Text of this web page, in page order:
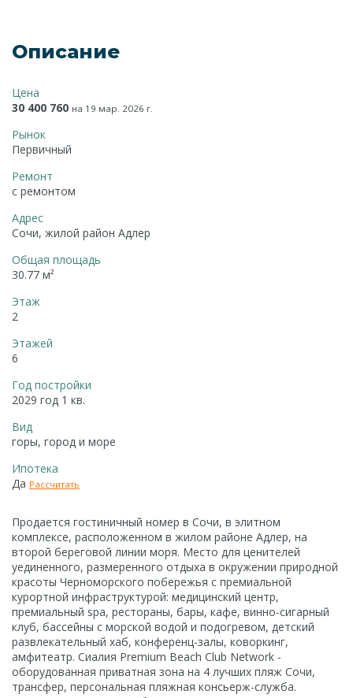
Описание
Цена
30 400 760 на 19 мар. 2026 г.
Рынок
Первичный
Ремонт
с ремонтом
Адрес
Сочи, жилой район Адлер
Общая площадь
30.77 м²
Этаж
2
Этажей
6
Год постройки
2029 год 1 кв.
Вид
горы, город и море
Ипотека
Да Рассчитать
Продается гостиничный номер в Сочи, в элитном
комплексе, расположенном в жилом районе Адлер, на
второй береговой линии моря. Место для ценителей
уединенного, размеренного отдыха в окружении природной
красоты Черноморского побережья с премиальной
курортной инфраструктурой: медицинский центр,
премиальный spa, рестораны, бары, кафе, винно-сигарный
клуб, бассейны с морской водой и подогревом, детский
развлекательный хаб, конференц-залы, коворкинг,
амфитеатр. Сиалия Premium Beach Club Network -
оборудованная приватная зона на 4 лучших пляж Сочи,
трансфер, персональная пляжная консьерж-служба.